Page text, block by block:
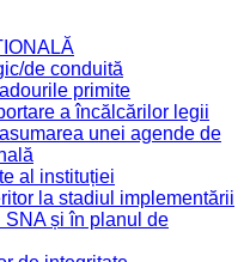
de conduită
primite
a încălcărilor legii
unei agende de
al instituției
la stadiul implementării
SNA și în planul de